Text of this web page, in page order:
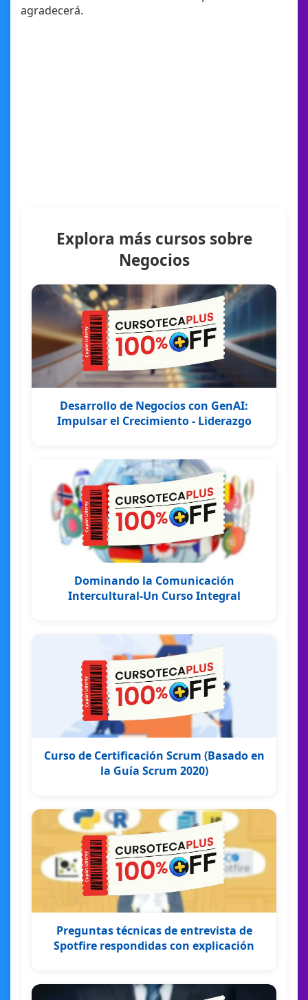
agradecerá.
Explora más cursos sobre
Negocios
Desarrollo de Negocios con GenAI:
Impulsar el Crecimiento - Liderazgo
Dominando la Comunicación
Intercultural-Un Curso Integral
Curso de Certificación Scrum (Basado en
la Guía Scrum 2020)
Preguntas técnicas de entrevista de
Spotfire respondidas con explicación